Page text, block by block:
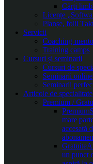
Cărți
Licențe
Planșe, folii
Servicii
Coaching-
Training camps
Cursuri și seminarii
Cursuri de
Seminarii online
Seminarii
Articole de specialitate
Premium /
Premium
mare
accesată
Gratuite
un punct